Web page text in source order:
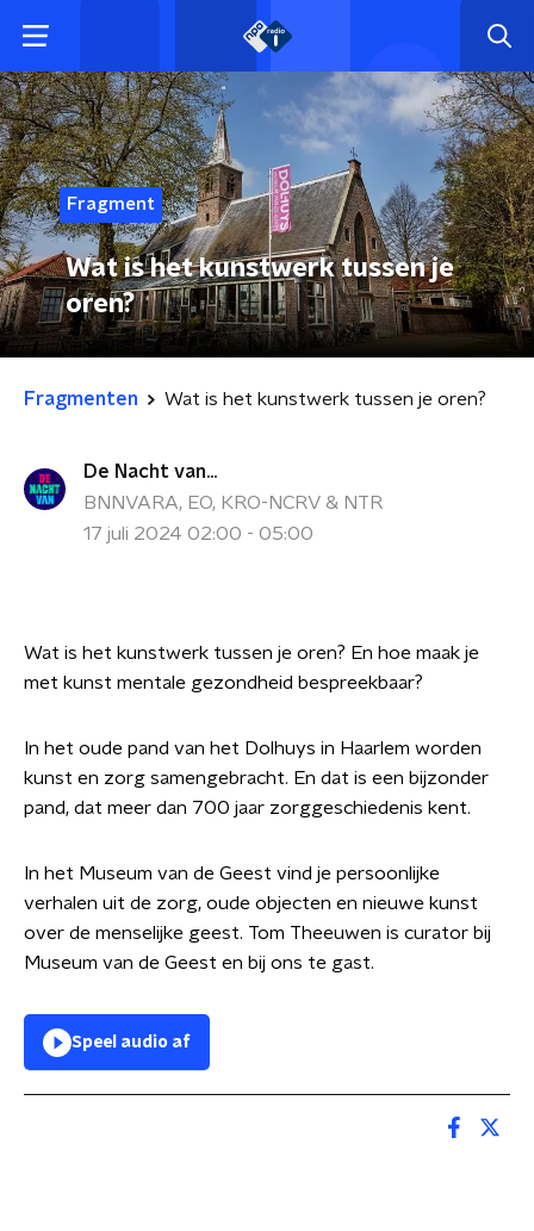
Fragment
Wat is het kunstwerk tussen je
oren?
Fragmenten Wat is het kunstwerk tussen je oren?
De Nacht van...
BNNVARA, EO, KRO-NCRV & NTR
17 juli 2024 02:00 - 05:00
Wat is het kunstwerk tussen je oren? En hoe maak je
met kunst mentale gezondheid bespreekbaar?
In het oude pand van het Dolhuys in Haarlem worden
kunst en zorg samengebracht. En dat is een bijzonder
pand, dat meer dan 700 jaar zorggeschiedenis kent.
In het Museum van de Geest vind je persoonlijke
verhalen uit de zorg, oude objecten en nieuwe kunst
over de menselijke geest. Tom Theeuwen is curator bij
Museum van de Geest en bij ons te gast.
Speel audio af